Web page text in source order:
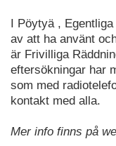
I Pöytyä ,
av att ha använt
är Frivilliga
eftersökningar har
som med
kontakt med alla.
Mer info finns på